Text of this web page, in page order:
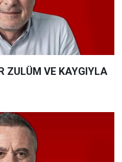
ZULÜM VE KAYGIYLA